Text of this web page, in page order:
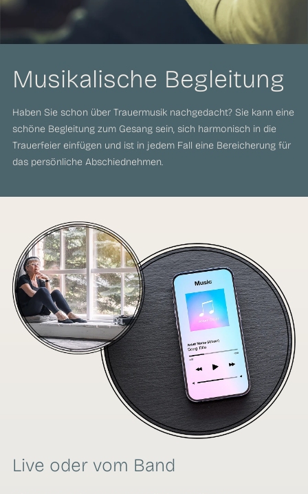
Musikalische Begleitung
Haben Sie schon über Trauermusik nachgedacht? Sie kann eine
schöne Begleitung zum Gesang sein, sich harmonisch in die
Trauerfeier einfügen und ist in jedem Fall eine Bereicherung für
das persönliche Abschiednehmen.
Live oder vom Band